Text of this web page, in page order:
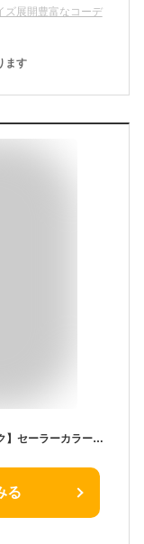
ズ展開豊富なコーデ
ます
【24時間限定クーポン】【メルマガ】【リンク】セーラーカラーシャツ ▽▽ 綿100% 男の子 女の子 アプレレクール 子供服 キッズ ベビー 半袖シャツ ブラウス チェック お揃い お出かけ セレモニー 夏服 エフオー FO △△ v309905
る